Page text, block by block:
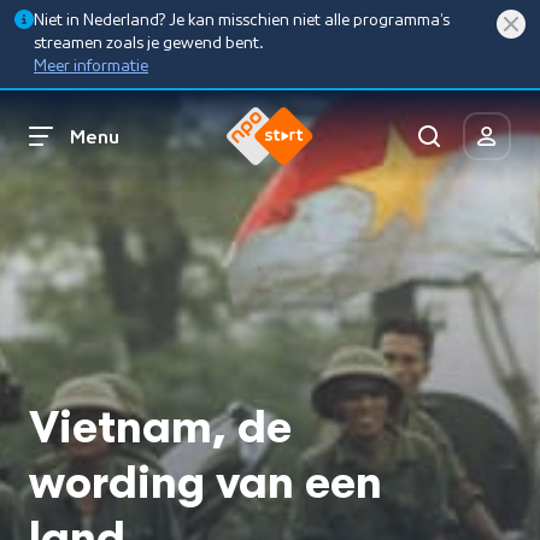
Niet in Nederland? Je kan misschien niet alle programma’s
streamen zoals je gewend bent.
Meer informatie
Menu
Vietnam, de
wording van een